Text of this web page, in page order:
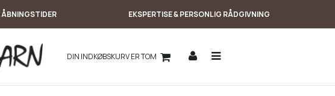
ÅBNINGSTIDER EKSPERTISE & PERSONLIG RÅDGIVNING
DIN INDKØBSKURV ER TOM